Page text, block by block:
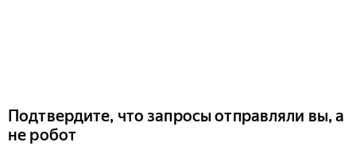
Подтвердите, что запросы отправляли вы, а
не робот